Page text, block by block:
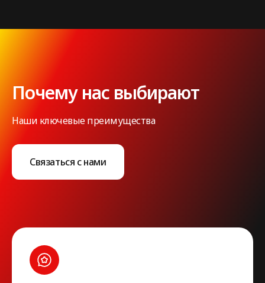
Почему нас выбирают
Наши ключевые преимущества
Связаться с нами